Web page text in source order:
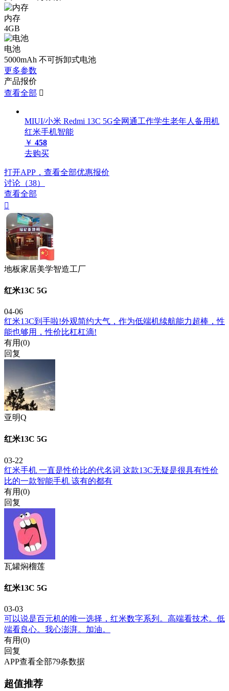
内存
4GB
电池
5000mAh 不可拆卸式电池
更多参数
产品报价
查看全部 
MIUI/小米 Redmi 13C 5G全网通工作学生老年人备用机
红米手机智能
￥ 458
去购买
打开APP，查看全部优惠报价
讨论（38）
查看全部

地板家居美学智造工厂
红米13C 5G
04-06
红米13C到手啦!外观简约大气，作为低端机续航能力超棒，性
能也够用，性价比杠杠滴!
有用(0)
回复
亚明Q
红米13C 5G
03-22
红米手机 一直是性价比的代名词 这款13C无疑是很具有性价
比的一款智能手机 该有的都有
有用(0)
回复
瓦罐焖榴莲
红米13C 5G
03-03
可以说是百元机的唯一选择，红米数字系列。高端看技术。低
端看良心。我心澎湃。加油。
有用(0)
回复
APP查看全部79条数据
超值推荐